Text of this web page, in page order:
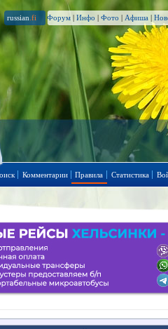
russian .fi Форум | Инфо | Фото | Афиша |
Комментарии Правила Статистика